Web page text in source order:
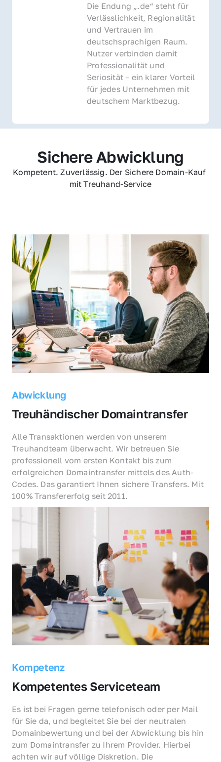
Die Endung „.de“ steht für
Verlässlichkeit, Regionalität
und Vertrauen im
deutschsprachigen Raum.
Nutzer verbinden damit
Professionalität und
Seriosität – ein klarer Vorteil
für jedes Unternehmen mit
deutschem Marktbezug.
Sichere Abwicklung
Kompetent. Zuverlässig. Der Sichere Domain-Kauf
mit Treuhand-Service
Abwicklung
Treuhändischer Domaintransfer
Alle Transaktionen werden von unserem
Treuhandteam überwacht. Wir betreuen Sie
professionell vom ersten Kontakt bis zum
erfolgreichen Domaintransfer mittels des Auth-
Codes. Das garantiert Ihnen sichere Transfers. Mit
100% Transfererfolg seit 2011.
Kompetenz
Kompetentes Serviceteam
Es ist bei Fragen gerne telefonisch oder per Mail
für Sie da, und begleitet Sie bei der neutralen
Domainbewertung und bei der Abwicklung bis hin
zum Domaintransfer zu Ihrem Provider. Hierbei
achten wir auf völlige Diskretion. Die